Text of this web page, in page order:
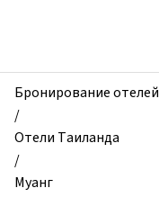
Villa
Peata
by
TropicLook,
Муанг,
Бронирование отелей
/
Отели Таиланда
/
Муанг